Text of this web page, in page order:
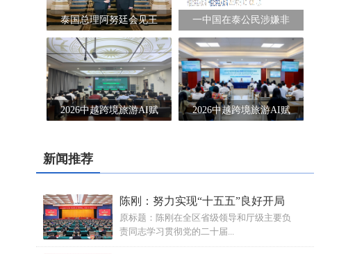
泰国总理阿努廷会见王 一中国在泰公民涉嫌非
2026中越跨境旅游AI赋 2026中越跨境旅游AI赋
新闻推荐
陈刚：努力实现“十五五”良好开局
原标题：陈刚在全区省级领导和厅级主要负
责同志学习贯彻党的二十届...